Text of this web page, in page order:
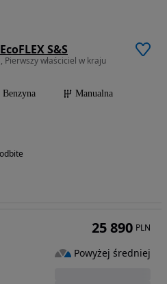
S&S
Pierwszy właściciel w kraju
Benzyna
Manualna
25 890 PLN
Powyżej średniej